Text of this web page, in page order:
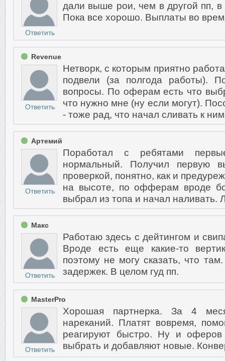
Ответить
дали выше рои, чем в другой пп,
Пока все хорошо. Выплаты во
Revenue
Ответить
Нетворк, с которым приятно
подвели (за полгода работы).
вопросы. По оферам есть что
что нужно мне (ну если могут).
- тоже рад, что начал сливать к
Артемий
Ответить
Поработал с ребятами
нормальный. Получил первую
проверкой, понятно, как и
на высоте, по офферам вроде
выбрал из топа и начал наливать.
Макс
Ответить
Работаю здесь с дейтингом и
Вроде есть еще какие-то
поэтому не могу сказать, что
задержек. В целом гуд пп.
MasterPro
Ответить
Хорошая партнерка. За 4
нареканий. Платят вовремя,
реагируют быстро. Ну и оферов
выбрать и добавляют новые.